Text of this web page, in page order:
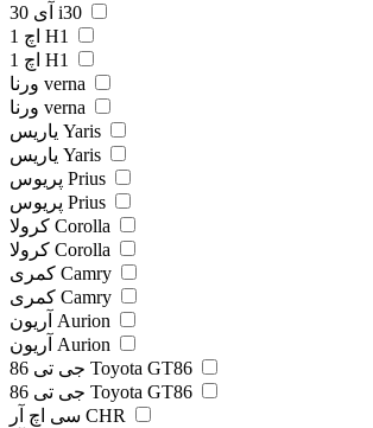
آی 30 i30
اچ 1 H1
اچ 1 H1
ورنا verna
ورنا verna
یاریس Yaris
یاریس Yaris
پریوس Prius
پریوس Prius
کرولا Corolla
کرولا Corolla
کمری Camry
کمری Camry
آریون Aurion
آریون Aurion
جی تی 86 Toyota GT86
جی تی 86 Toyota GT86
سی اچ آر CHR